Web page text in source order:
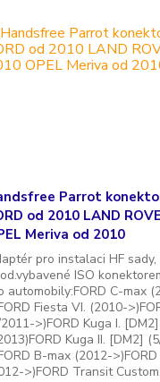
Parrot
od 2010 LAND
Meriva od 2010
pro instalaci HF sady,
ISO
automobily:FORD C-max
Fiesta VI. (2010-
>)FORD Kuga I.
Kuga II. [DM2]
B-max (2012-
>)FORD Transit